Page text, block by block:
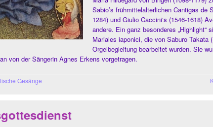
Sabio’s frühmittelalterlichen Cantigas de
1284) und Giulio Caccini‘s (1546-1618)
andere. Ein ganz besonderes „Highlight“
Mariales iaponici, die von Saburo Takata
Orgelbegleitung bearbeitet wurden. Sie
von der Sängerin Agnes Erkens vorgetragen.
Gesänge